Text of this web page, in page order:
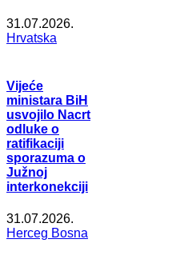
31.07.2026.
Hrvatska
Vijeće
ministara BiH
usvojilo Nacrt
odluke o
ratifikaciji
sporazuma o
Južnoj
interkonekciji
31.07.2026.
Herceg Bosna